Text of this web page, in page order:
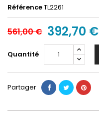
RéférenceTL2261
561,00 € 392,70 €
Quantité
Partager